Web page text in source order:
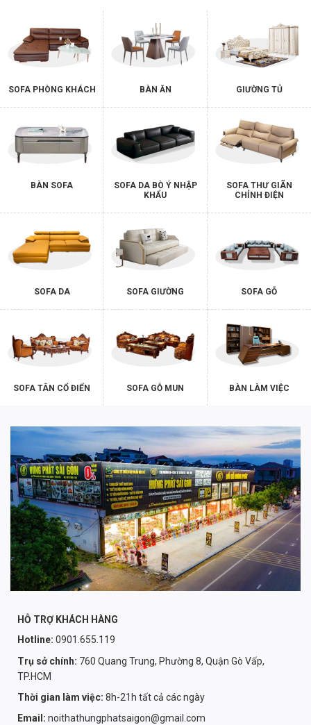
SOFA PHÒNG KHÁCH BÀN ĂN GIƯỜNG TỦ
BÀN SOFA
SOFA DA BÒ Ý NHẬP
KHẨU
SOFA THƯ GIÃN
CHỈNH ĐIỆN
SOFA DA SOFA GIƯỜNG SOFA GỖ
SOFA TÂN CỔ ĐIỂN SOFA GỖ MUN BÀN LÀM VIỆC
HỖ TRỢ KHÁCH HÀNG
Hotline: 0901.655.119
Trụ sở chính: 760 Quang Trung, Phường 8, Quận Gò Vấp,
TP.HCM
Thời gian làm việc: 8h-21h tất cả các ngày
Email: noithathungphatsaigon@gmail.com